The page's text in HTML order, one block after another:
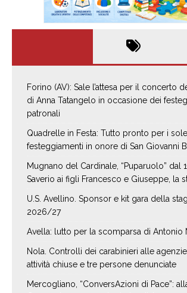
Forino (AV): Sale l’attesa per il concerto
di Anna Tatangelo in occasione dei
patronali
Quadrelle in Festa: Tutto pronto per i
festeggiamenti in onore di San Giovanni
Mugnano del Cardinale, “Puparuolo” dal
Saverio ai figli Francesco e Giuseppe, la
U.S. Avellino. Sponsor e kit gara della
2026/27
Avella: lutto per la scomparsa di Antonio
Nola. Controlli dei carabinieri alle
attività chiuse e tre persone denunciate
Mercogliano, “ConversAzioni di Pace”: